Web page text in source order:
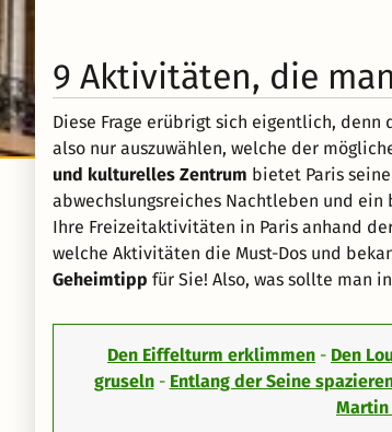
9 Aktivitäten, die
Diese Frage erübrigt sich eigentlich, denn
also nur auszuwählen, welche der
und kulturelles Zentrum bietet Paris
abwechslungsreiches Nachtleben und ein
Ihre Freizeitaktivitäten in Paris anhand
welche Aktivitäten die Must-Dos und
Geheimtipp für Sie! Also, was sollte man
Den Eiffelturm erklimmen - Den
gruseln- Entlang der Seine